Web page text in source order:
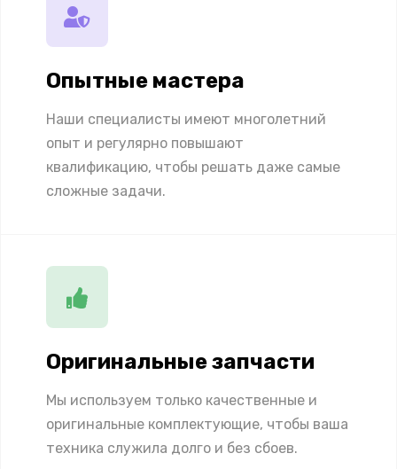
Опытные мастера
Наши специалисты имеют многолетний
опыт и регулярно повышают
квалификацию, чтобы решать даже самые
сложные задачи.
Оригинальные запчасти
Мы используем только качественные и
оригинальные комплектующие, чтобы ваша
техника служила долго и без сбоев.